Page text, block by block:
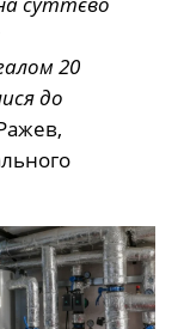
20
до